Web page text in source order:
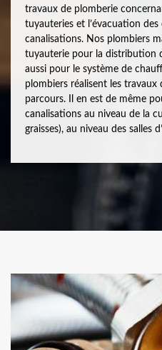
travaux de plomberie
tuyauteries et l’évacuation des
canalisations. Nos plombiers
tuyauterie pour la distribution
aussi pour le système de
plombiers réalisent les
parcours. Il en est de même
canalisations au niveau de la
graisses), au niveau des salles